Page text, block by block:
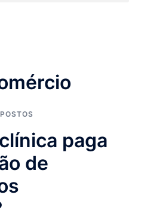
paga
de